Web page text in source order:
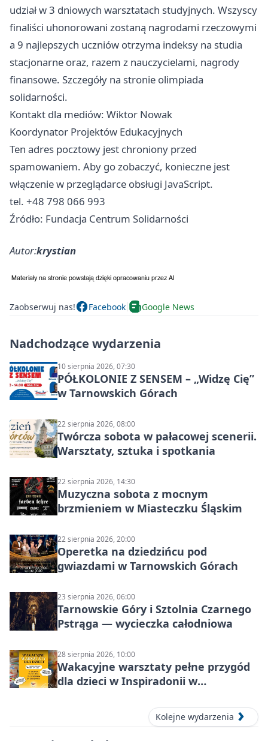
udział w 3 dniowych warsztatach studyjnych. Wszyscy
finaliści uhonorowani zostaną nagrodami rzeczowymi
a 9 najlepszych uczniów otrzyma indeksy na studia
stacjonarne oraz, razem z nauczycielami, nagrody
finansowe. Szczegóły na stronie olimpiada
solidarności.
Kontakt dla mediów: Wiktor Nowak
Koordynator Projektów Edukacyjnych
Ten adres pocztowy jest chroniony przed
spamowaniem. Aby go zobaczyć, konieczne jest
włączenie w przeglądarce obsługi JavaScript.
tel. +48 798 066 993
Źródło: Fundacja Centrum Solidarności
Autor:krystian
Zaobserwuj nas! Facebook Google News
Nadchodzące wydarzenia
10 sierpnia 2026, 07:30
PÓŁKOLONIE Z SENSEM – „Widzę Cię”
w Tarnowskich Górach
22 sierpnia 2026, 08:00
Twórcza sobota w pałacowej scenerii.
Warsztaty, sztuka i spotkania
22 sierpnia 2026, 14:30
Muzyczna sobota z mocnym
brzmieniem w Miasteczku Śląskim
22 sierpnia 2026, 20:00
Operetka na dziedzińcu pod
gwiazdami w Tarnowskich Górach
23 sierpnia 2026, 06:00
Tarnowskie Góry i Sztolnia Czarnego
Pstrąga — wycieczka całodniowa
28 sierpnia 2026, 10:00
Wakacyjne warsztaty pełne przygód
dla dzieci w Inspiradonii w
Kolejne wydarzenia